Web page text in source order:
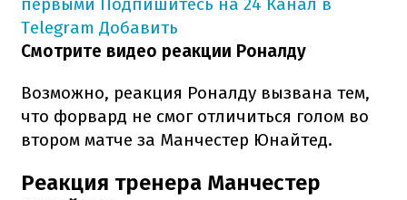
Telegram Добавить
Смотрите видео реакции Роналду
Возможно, реакция Роналду вызвана тем,
что форвард не смог отличиться голом во
втором матче за Манчестер Юнайтед.
Реакция тренера Манчестер